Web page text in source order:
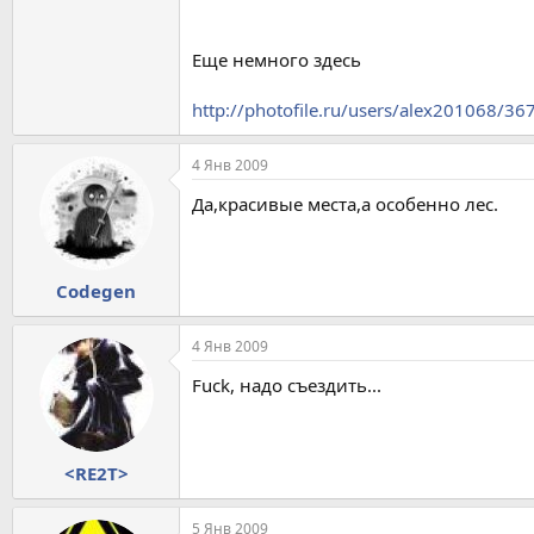
Еще немного здесь
http://photofile.ru/users/alex201068/
Codegen
4 Янв 2009
Да,красивые места,а особенно лес.
<RE2T>
4 Янв 2009
Fuck, надо съездить...
5 Янв 2009